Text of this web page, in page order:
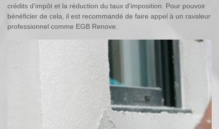
crédits d'impôt et la réduction du taux d'imposition. Pour pouvoir
bénéficier de cela, il est recommandé de faire appel à un ravaleur
professionnel comme EGB Renove.